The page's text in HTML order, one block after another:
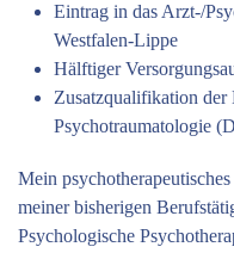
Eintrag in das Arzt-/
Westfalen-Lippe
Hälftiger
Zusatzqualifikation der
Psychotraumatologie
Mein
meiner bisherigen
Psychologische